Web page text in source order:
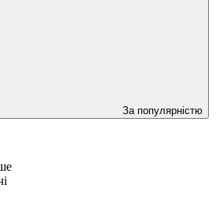
За популярністю